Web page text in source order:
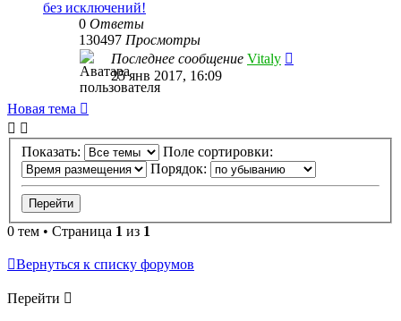
без исключений!
0 Ответы
130497 Просмотры
Последнее сообщение Vitaly
25 янв 2017, 16:09
Новая тема
Показать:
Поле сортировки:
Порядок:
0 тем • Страница 1 из 1
Вернуться к списку форумов
Перейти